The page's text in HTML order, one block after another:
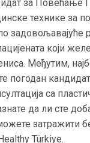
за Повећање
технике за
задовољавајуће
који
Међутим,
погодан
са
да ли сте
затражити
Türkiye.